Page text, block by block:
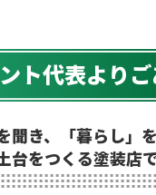
ト代表より
聞き、「暮らし」
台をつくる塗装店